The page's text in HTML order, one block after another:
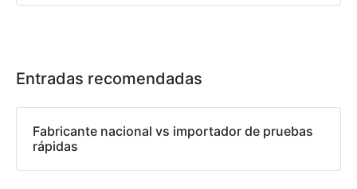
Entradas recomendadas
Fabricante nacional vs importador de pruebas
rápidas